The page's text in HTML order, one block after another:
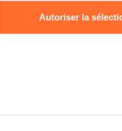
Autoriser la
personnelles